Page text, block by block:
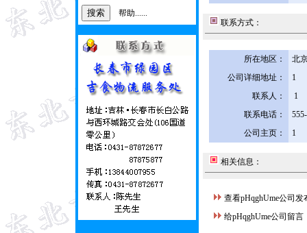
帮助......
联系方式：
所在地区：
北
公司详细地址：
1
联系人：
1
联系电话：
公司主页：
1
相关信息：
查看pHqghUme公司发
给pHqghUme公司留言